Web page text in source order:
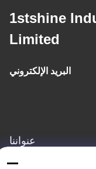
1stshine
Limited
البريد الإلكتروني
عنواننا